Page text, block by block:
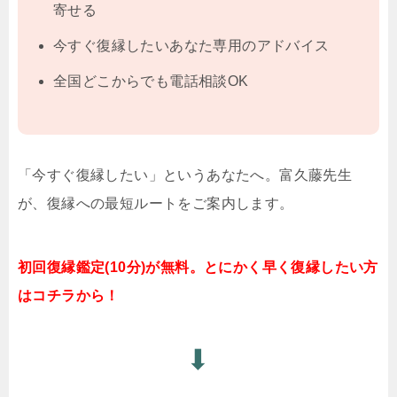
寄せる
今すぐ復縁したいあなた専用のアドバイス
全国どこからでも電話相談OK
「今すぐ復縁したい」というあなたへ。富久藤先生
が、復縁への最短ルートをご案内します。
初回復縁鑑定(10分)が無料。とにかく早く復縁したい方
はコチラから！
⬇